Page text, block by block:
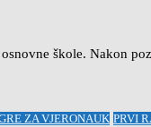
škole. Nakon
ZA VJERONAUK PRVI